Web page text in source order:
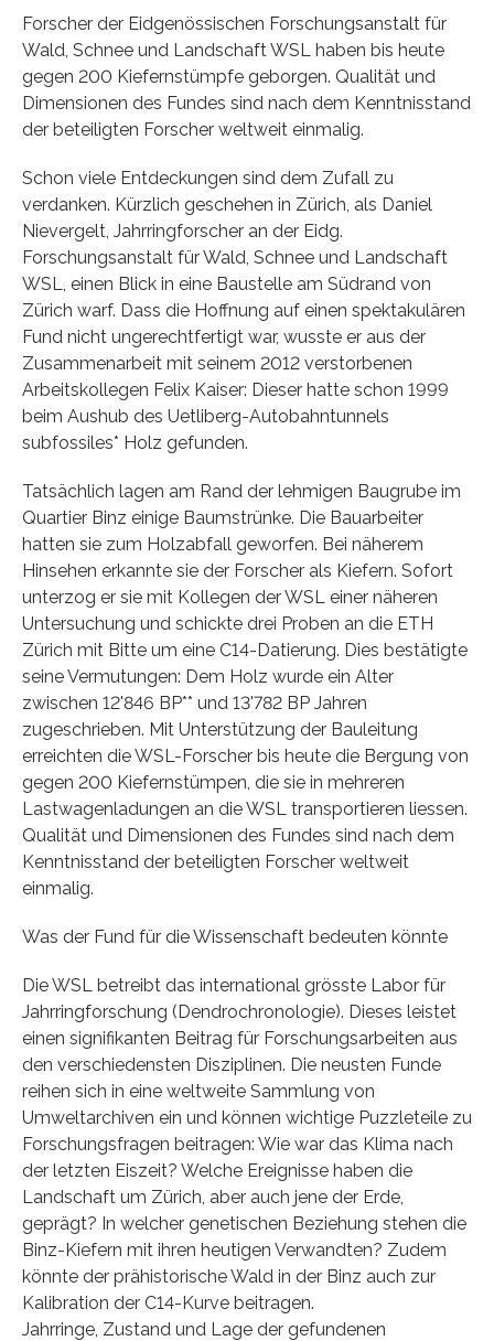
Forscher der Eidgenössischen Forschungsanstalt für
Wald, Schnee und Landschaft WSL haben bis heute
gegen 200 Kiefernstümpfe geborgen. Qualität und
Dimensionen des Fundes sind nach dem Kenntnisstand
der beteiligten Forscher weltweit einmalig.
Schon viele Entdeckungen sind dem Zufall zu
verdanken. Kürzlich geschehen in Zürich, als Daniel
Nievergelt, Jahrringforscher an der Eidg.
Forschungsanstalt für Wald, Schnee und Landschaft
WSL, einen Blick in eine Baustelle am Südrand von
Zürich warf. Dass die Hoffnung auf einen spektakulären
Fund nicht ungerechtfertigt war, wusste er aus der
Zusammenarbeit mit seinem 2012 verstorbenen
Arbeitskollegen Felix Kaiser: Dieser hatte schon 1999
beim Aushub des Uetliberg-Autobahntunnels
subfossiles* Holz gefunden.
Tatsächlich lagen am Rand der lehmigen Baugrube im
Quartier Binz einige Baumstrünke. Die Bauarbeiter
hatten sie zum Holzabfall geworfen. Bei näherem
Hinsehen erkannte sie der Forscher als Kiefern. Sofort
unterzog er sie mit Kollegen der WSL einer näheren
Untersuchung und schickte drei Proben an die ETH
Zürich mit Bitte um eine C14-Datierung. Dies bestätigte
seine Vermutungen: Dem Holz wurde ein Alter
zwischen 12'846 BP** und 13'782 BP Jahren
zugeschrieben. Mit Unterstützung der Bauleitung
erreichten die WSL-Forscher bis heute die Bergung von
gegen 200 Kiefernstümpen, die sie in mehreren
Lastwagenladungen an die WSL transportieren liessen.
Qualität und Dimensionen des Fundes sind nach dem
Kenntnisstand der beteiligten Forscher weltweit
einmalig.
Was der Fund für die Wissenschaft bedeuten könnte
Die WSL betreibt das international grösste Labor für
Jahrringforschung (Dendrochronologie). Dieses leistet
einen signifikanten Beitrag für Forschungsarbeiten aus
den verschiedensten Disziplinen. Die neusten Funde
reihen sich in eine weltweite Sammlung von
Umweltarchiven ein und können wichtige Puzzleteile zu
Forschungsfragen beitragen: Wie war das Klima nach
der letzten Eiszeit? Welche Ereignisse haben die
Landschaft um Zürich, aber auch jene der Erde,
geprägt? In welcher genetischen Beziehung stehen die
Binz-Kiefern mit ihren heutigen Verwandten? Zudem
könnte der prähistorische Wald in der Binz auch zur
Kalibration der C14-Kurve beitragen.
Jahrringe, Zustand und Lage der gefundenen